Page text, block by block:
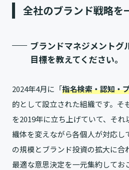
全社のブランド戦略を
ブランドマネジメントグ
目標を教えてください。
2024年4月に「指名検索・認知・
的として設立された組織です。そ
を2019年に立ち上げていて、そ
織体を変えながら各個人が対応
の規模とブランド投資の拡大に合
最適な意思決定を一元集約してお